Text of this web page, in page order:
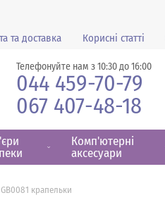
та доставка Корисні статті
Телефонуйте нам з 10:30 до 16:00
044 459-70-79
067 407-48-18
Комп'ютерні
аксесуари
крапельки